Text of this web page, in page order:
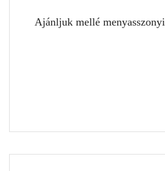
Ajánljuk mellé menyasszonyi